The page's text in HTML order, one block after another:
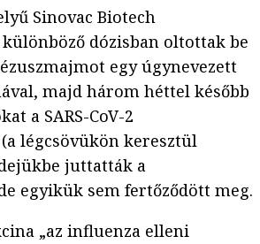
Sinovac Biotech
dózisban oltottak be
egy úgynevezett
majd három héttel később
a SARS-CoV-2
légcsövükön keresztül
juttatták a
egyikük sem fertőződött meg.
„az influenza elleni